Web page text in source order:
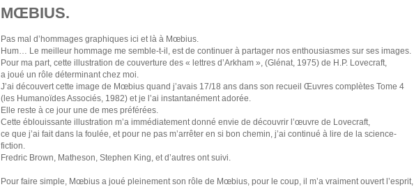
MŒBIUS.
Pas mal d’hommages graphiques ici et là à Mœbius.
Hum… Le meilleur hommage me semble-t-il, est de continuer à partager nos enthousiasmes sur ses images.
Pour ma part, cette illustration de couverture des « lettres d’Arkham », (Glénat, 1975) de H.P. Lovecraft,
a joué un rôle déterminant chez moi.
J’ai découvert cette image de Mœbius quand j’avais 17/18 ans dans son recueil Œuvres complètes Tome 4
(les Humanoïdes Associés, 1982) et je l’ai instantanément adorée.
Elle reste à ce jour une de mes préférées.
Cette éblouissante illustration m’a immédiatement donné envie de découvrir l’œuvre de Lovecraft,
ce que j’ai fait dans la foulée, et pour ne pas m’arrêter en si bon chemin, j’ai continué à lire de la science-
fiction.
Fredric Brown, Matheson, Stephen King, et d’autres ont suivi.
Pour faire simple, Mœbius a joué pleinement son rôle de Mœbius, pour le coup, il m’a vraiment ouvert l’esprit,